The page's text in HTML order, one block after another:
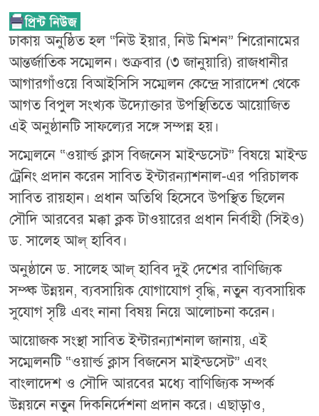
ঢাকায় অনুষ্ঠিত হল “নিউ ইয়ার, নিউ মিশন” শিরোনামের
আন্তর্জাতিক সম্মেলন। শুক্রবার (৩ জানুয়ারি) রাজধানীর
আগারগাঁওয়ে বিআইসিসি সম্মেলন কেন্দ্রে সারাদেশ থেকে
আগত বিপুল সংখ্যক উদ্যোক্তার উপস্থিতিতে আয়োজিত
এই অনুষ্ঠানটি সাফল্যের সঙ্গে সম্পন্ন হয়।
সম্মেলনে “ওয়ার্ল্ড ক্লাস বিজনেস মাইন্ডসেট” বিষয়ে মাইন্ড
ট্রেনিং প্রদান করেন সাবিত ইন্টারন্যাশনাল-এর পরিচালক
সাবিত রায়হান। প্রধান অতিথি হিসেবে উপস্থিত ছিলেন
সৌদি আরবের মক্কা ক্লক টাওয়ারের প্রধান নির্বাহী (সিইও)
ড. সালেহ আল্ হাবিব।
অনুষ্ঠানে ড. সালেহ আল্ হাবিব দুই দেশের বাণিজ্যিক
সম্প্ক উন্নয়ন, ব্যবসায়িক যোগাযোগ বৃদ্ধি, নতুন ব্যবসায়িক
সুযোগ সৃষ্টি এবং নানা বিষয় নিয়ে আলোচনা করেন।
আয়োজক সংস্থা সাবিত ইন্টারন্যাশনাল জানায়, এই
সম্মেলনটি “ওয়ার্ল্ড ক্লাস বিজনেস মাইন্ডসেট” এবং
বাংলাদেশ ও সৌদি আরবের মধ্যে বাণিজ্যিক সম্পর্ক
উন্নয়নে নতুন দিকনির্দেশনা প্রদান করে। এছাড়াও,